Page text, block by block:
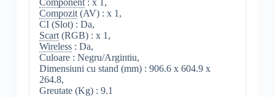
Component: x 1,
Compozit(AV) : x 1,
CI (Slot) : Da,
Scart(RGB) : x 1,
Wireless: Da,
Culoare : Negru/Argintiu,
Dimensiuni cu stand (mm) : 906.6 x 604.9 x
264.8,
Greutate (Kg) : 9.1